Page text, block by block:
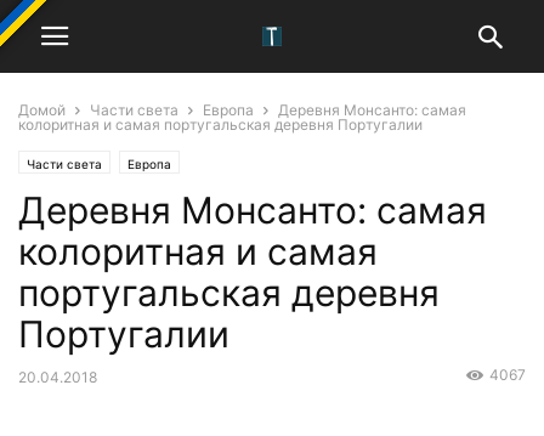
Домой Части света Европа
Деревня Монсанто: самая
колоритная и самая португальская деревня Португалии
Части света Европа
Деревня Монсанто: самая
колоритная и самая
португальская деревня
Португалии
20.04.2018 4067